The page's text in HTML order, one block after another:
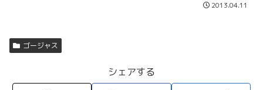
2013.04.11
ゴージャス
シェアする